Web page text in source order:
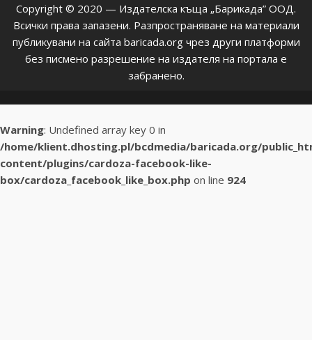
Copyright © 2020 — Издателска къща „Барикада” ООД.
Всички права запазени. Разпространяване на материали
публикувани на сайта baricada.org чрез други платформи
без писмено разрешение на издателя на портала е
забранено.
Warning: Undefined array key 0 in
/home/klient.dhosting.pl/bcdmedia/baricada.org/
content/plugins/cardoza-facebook-like-
box/cardoza_facebook_like_box.php on line 924